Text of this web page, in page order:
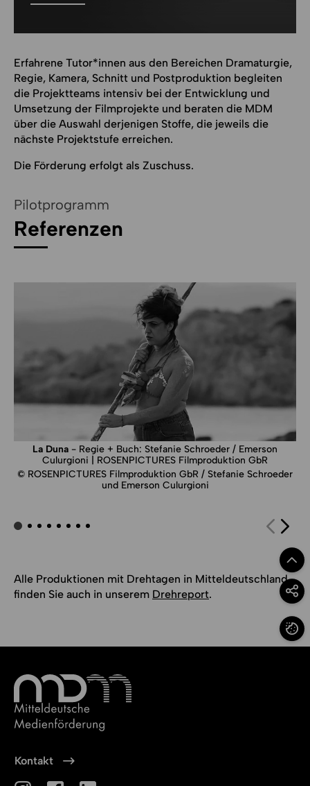
Erfahrene Tutor*innen aus den Bereichen Dramaturgie,
Regie, Kamera, Schnitt und Postproduktion begleiten
die Projektteams intensiv bei der Entwicklung und
Umsetzung der Filmprojekte und beraten die MDM
über die Auswahl derjenigen Stoffe, die jeweils die
nächste Projektstufe erreichen.
Die Förderung erfolgt als Zuschuss.
Referenzen
Pilotprogramm
La Duna - Regie + Buch: Stefanie Schroeder / Emerson
Culurgioni | ROSENPICTURES Filmproduktion GbR
© ROSENPICTURES Filmproduktion GbR / Stefanie Schroeder
und Emerson Culurgioni
Alle Produktionen mit Drehtagen in Mitteldeutschland
finden Sie auch in unserem Drehreport.
Zum
Kontakt